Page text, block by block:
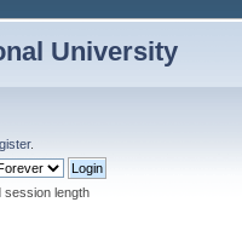
University
.
session length